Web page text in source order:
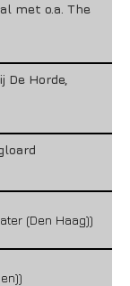
met o.a. The
De Horde,
(Den Haag))